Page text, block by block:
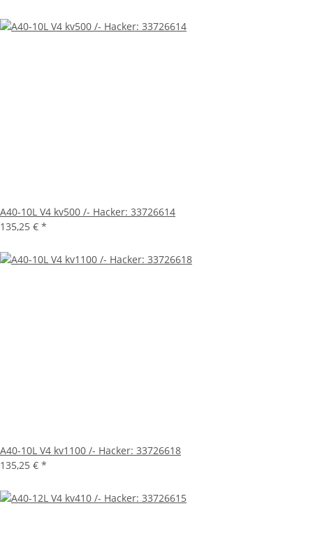
A40-10L V4 kv500 /- Hacker: 33726614
135,25 € *
A40-10L V4 kv1100 /- Hacker: 33726618
135,25 € *